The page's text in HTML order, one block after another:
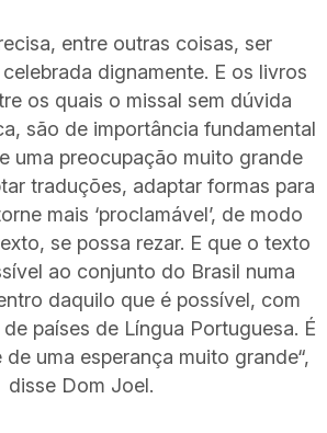
entre outras coisas, ser
dignamente. E os livros
os quais o missal sem dúvida
são de importância fundamental
uma preocupação muito grande
traduções, adaptar formas para
mais ‘proclamável’, de modo
se possa rezar. E que o texto
ao conjunto do Brasil numa
daquilo que é possível, com
países de Língua Portuguesa. É
uma esperança muito grande“,
disse Dom Joel.